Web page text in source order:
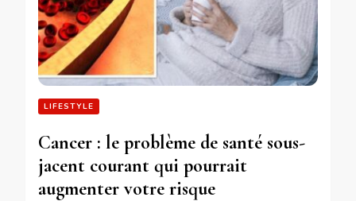
LIFESTYLE
Cancer : le problème de santé sous-
jacent courant qui pourrait
augmenter votre risque